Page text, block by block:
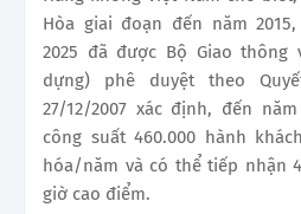
Hòa giai đoạn đến năm
2025 đã được Bộ Giao thông
dựng) phê duyệt theo
27/12/2007 xác định, đến
công suất 460.000 hành
hóa/năm và có thể tiếp nhận
giờ cao điểm.